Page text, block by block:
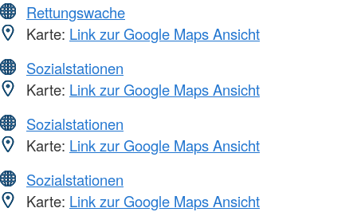
Rettungswache
Karte: Link zur Google Maps Ansicht
Sozialstationen
Karte: Link zur Google Maps Ansicht
Sozialstationen
Karte: Link zur Google Maps Ansicht
Sozialstationen
Karte: Link zur Google Maps Ansicht